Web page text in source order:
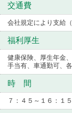
交通費
会社規定により支給
福利厚生
健康保険、厚生年金
手当有、車通勤可、
時 間
７：４５～１６：１５